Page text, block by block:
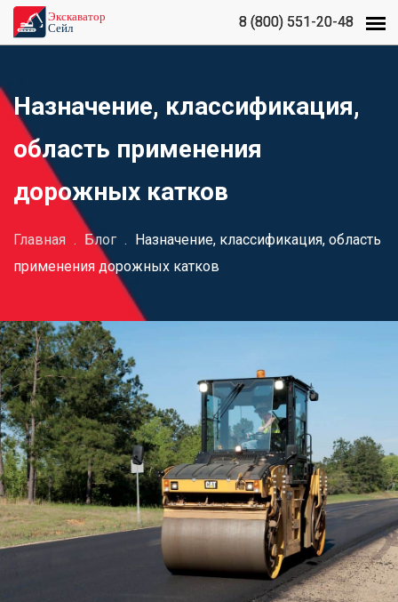
8 (800) 551-20-48
8 (800) 551-20-48
Назначение, классификация,
область применения
дорожных катков
Главная . Блог . Назначение, классификация, область
применения дорожных катков